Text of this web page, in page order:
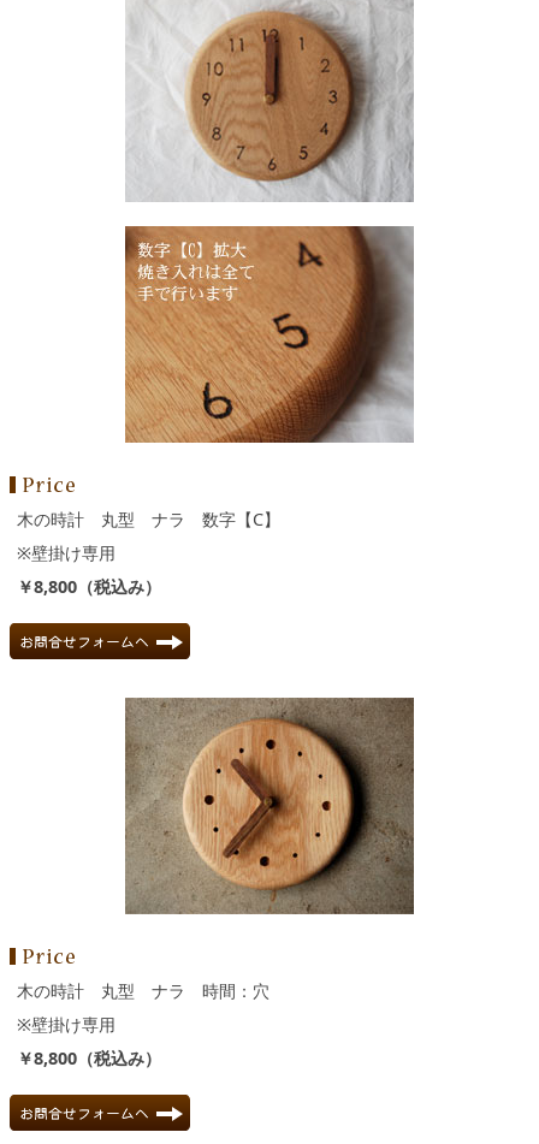
木の時計 丸型 ナラ 数字【C】
※壁掛け専用
￥8,800（税込み）
木の時計 丸型 ナラ 時間：穴
※壁掛け専用
￥8,800（税込み）